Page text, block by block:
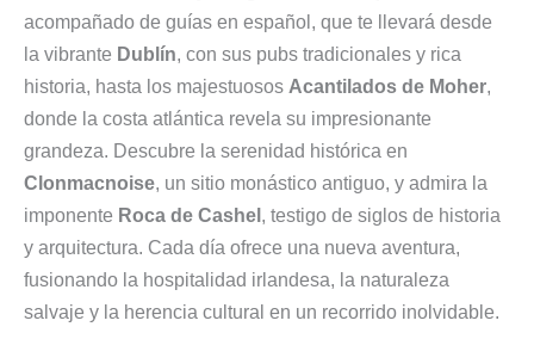
acompañado de guías en español, que te llevará desde
la vibrante Dublín, con sus pubs tradicionales y rica
historia, hasta los majestuosos Acantilados de Moher,
donde la costa atlántica revela su impresionante
grandeza. Descubre la serenidad histórica en
Clonmacnoise, un sitio monástico antiguo, y admira la
imponente Roca de Cashel , testigo de siglos de historia
y arquitectura. Cada día ofrece una nueva aventura,
fusionando la hospitalidad irlandesa, la naturaleza
salvaje y la herencia cultural en un recorrido inolvidable.